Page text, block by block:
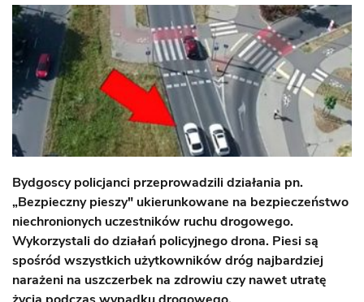
Bydgoscy policjanci przeprowadzili działania pn.
„Bezpieczny pieszy" ukierunkowane na bezpieczeństwo
niechronionych uczestników ruchu drogowego.
Wykorzystali do działań policyjnego drona. Piesi są
spośród wszystkich użytkowników dróg najbardziej
narażeni na uszczerbek na zdrowiu czy nawet utratę